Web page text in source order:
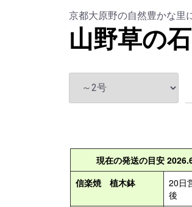
京都大原野の自然豊かな里
山野草の